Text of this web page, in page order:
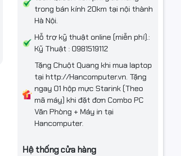
trong bán kính 20km tại nội thành
Hà Nội.
Hỗ trợ kỹ thuật online (miễn phí).:
Kỹ Thuật : 0981519112
Tặng Chuột Quang khi mua laptop
tại http://Hancomputer.vn. Tặng
ngay 01 hộp mực Starink (Theo
mã máy) khi đặt đơn Combo PC
Văn Phòng + Máy in tại
Hancomputer.
Hệ thống cửa hàng